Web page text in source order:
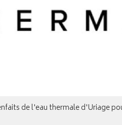
de l'eau thermale d'Uriage